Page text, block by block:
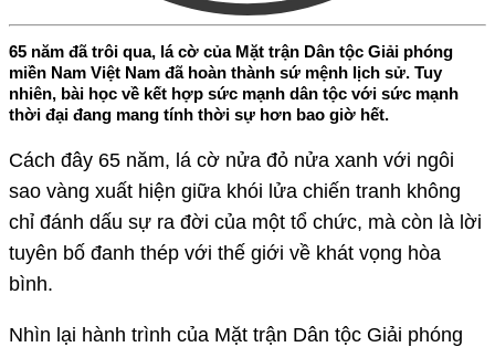
65 năm đã trôi qua, lá cờ của Mặt trận Dân tộc Giải phóng
miền Nam Việt Nam đã hoàn thành sứ mệnh lịch sử. Tuy
nhiên, bài học về kết hợp sức mạnh dân tộc với sức mạnh
thời đại đang mang tính thời sự hơn bao giờ hết.
Cách đây 65 năm, lá cờ nửa đỏ nửa xanh với ngôi
sao vàng xuất hiện giữa khói lửa chiến tranh không
chỉ đánh dấu sự ra đời của một tổ chức, mà còn là lời
tuyên bố đanh thép với thế giới về khát vọng hòa
bình.
Nhìn lại hành trình của Mặt trận Dân tộc Giải phóng